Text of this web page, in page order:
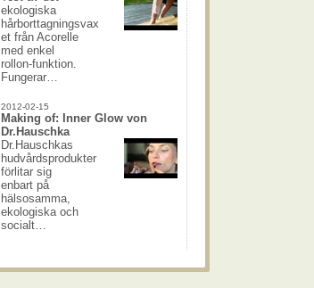
ekologiska
hårborttagningsvax
et från Acorelle
med enkel
rollon-funktion.
Fungerar…
2012-02-15
Making of: Inner Glow von
Dr.Hauschka
Dr.Hauschkas
hudvårdsprodukter
förlitar sig
enbart på
hälsosamma,
ekologiska och
socialt…